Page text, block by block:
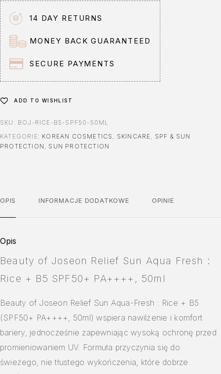
14 DAY RETURNS
MONEY BACK GUARANTEED
SECURE PAYMENTS
ADD TO WISHLIST
SKU: BOJ-RICE-B5-SPF50-50ML
KATEGORIE: KOREAN COSMETICS , SKINCARE, SPF & SUN
PROTECTION , SUN PROTECTION
OPIS INFORMACJE DODATKOWE OPINIE
Opis
Beauty of Joseon Relief Sun Aqua Fresh :
Rice + B5 SPF50+ PA++++, 50ml
Beauty of Joseon Relief Sun Aqua-Fresh : Rice + B5
(SPF50+ PA++++, 50ml) wspiera nawilżenie i komfort
bariery, jednocześnie zapewniając wysoką ochronę przed
promieniowaniem UV. Formuła przyczynia się do
świeżego, nie tłustego wykończenia, które dobrze